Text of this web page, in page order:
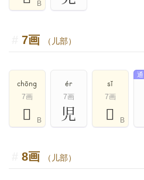
B
7画 （儿部）
chōng
7画
𠑽 B
ér
7画
児
sǐ
7画
𠑾 B
通
8画 （儿部）